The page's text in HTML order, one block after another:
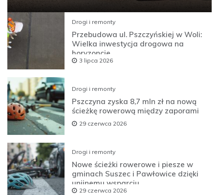
Drogi i remonty
Przebudowa ul. Pszczyńskiej w Woli:
Wielka inwestycja drogowa na
horyzoncie
3 lipca 2026
Drogi i remonty
Pszczyna zyska 8,7 mln zł na nową
ścieżkę rowerową między zaporami
29 czerwca 2026
Drogi i remonty
Nowe ścieżki rowerowe i piesze w
gminach Suszec i Pawłowice dzięki
unijnemu wsparciu
29 czerwca 2026